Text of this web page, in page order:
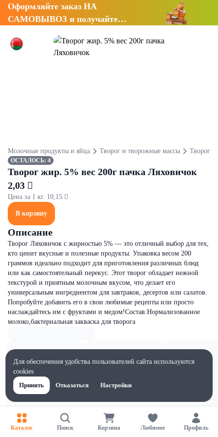
Оформляйте заказ НА
САМОВЫВОЗ и получайте
Молочные продукты и яйца Творог и творожные массы Творог
ОСТАЛОСЬ: 4
Творог жир. 5% вес 200г пачка Ляховичок
2,03 
Цена за 1 кг. 10,15 
В корзину
Описание
Творог Ляховичок с жирностью 5% — это отличный выбор для тех,
кто ценит вкусные и полезные продукты. Упаковка весом 200
граммов идеально подходит для приготовления различных блюд
или как самостоятельный перекус. Этот творог обладает нежной
текстурой и приятным молочным вкусом, что делает его
универсальным ингредиентом для завтраков, десертов или салатов.
Попробуйте добавить его в свои любимые рецепты или просто
наслаждайтесь им с фруктами и медом!Состав:Нормализованное
молоко,бактериальная закваска для творога
Каталог Поиск Корзина Любимое Профиль
Для обеспечения удобства пользователей сайта используются
cookies
Принять
Отказаться Настройки